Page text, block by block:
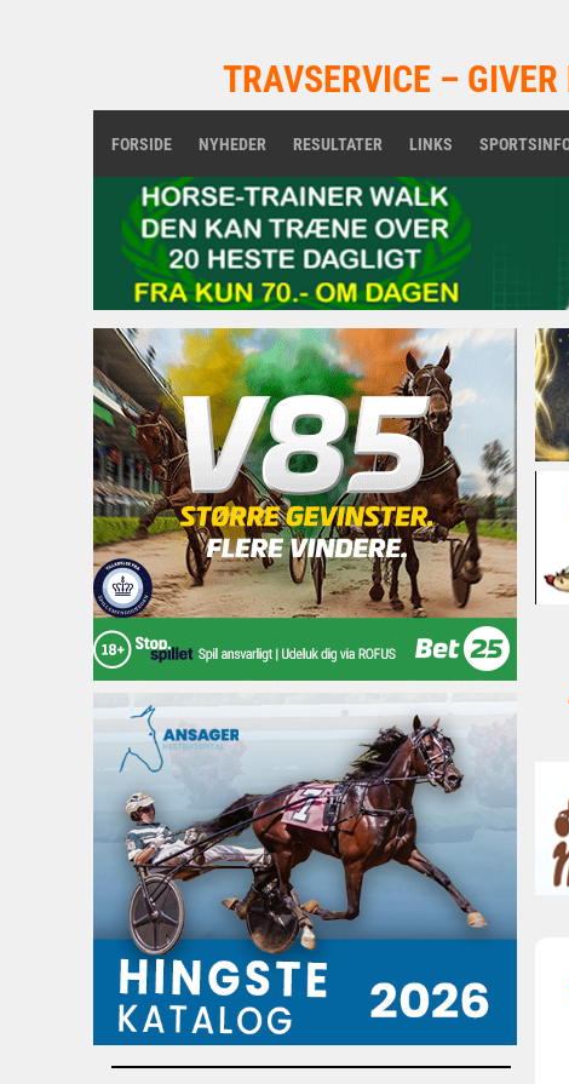
TRAVSERVICE –
FORSIDE NYHEDER RESULTATER LINKS